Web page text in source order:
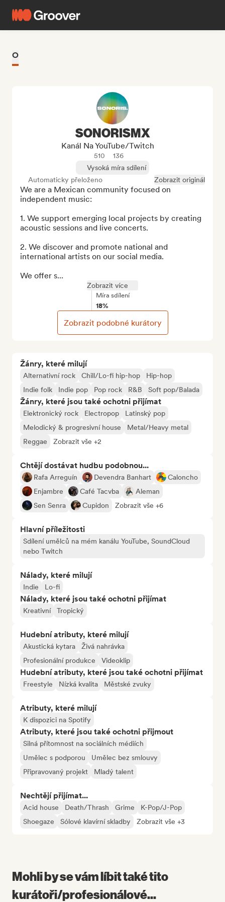
O
Žánry, které milují
Alternativní rock Chill/Lo-fi hip-hop
Hip-hop
Indie folk
Indie pop Pop rock R&B Soft pop/Balada
Žánry, které jsou také ochotni přijímat
Elektronický rock Electropop
Latinský pop
Melodický & progresivní house
Metal/Heavy metal
Reggae
Zobrazit vše +2
Chtějí dostávat hudbu podobnou...
Rafa Arreguín Devendra Banhart
Caloncho
Enjambre
Café Tacvba
Aleman
Sen Senra
Cupidon Zobrazit vše +6
Hlavní příležitosti
Sdílení umělců na mém kanálu YouTube, SoundCloud
nebo Twitch
Nálady, které milují
Indie Lo-fi
Nálady, které jsou také ochotni přijímat
Kreativní Tropický
Hudební atributy, které milují
Akustická kytara
Živá nahrávka
Profesionální produkce
Videoklip
Hudební atributy, které jsou také ochotni přijímat
Freestyle Nízká kvalita Městské zvuky
Atributy, které milují
K dispozici na Spotify
Atributy, které jsou také ochotni přijmout
Silná přítomnost na sociálních médiích
Umělec s podporou
Umělec bez smlouvy
Připravovaný projekt
Mladý talent
Nechtějí přijímat...
Acid house Death/Thrash Grime
K-Pop/J-Pop
Shoegaze
Sólové klavírní skladby Zobrazit vše +3
SONORISMX
Kanál Na YouTube/Twitch
510
136
Vysoká míra sdílení
Automaticky přeloženo
Zobrazit originál
We are a Mexican community focused on
independent music:
1. We support emerging local projects by creating
acoustic sessions and live concerts.
2. We discover and promote national and
international artists on our social media.
We offer s...
Zobrazit více
Míra sdílení
18%
Zobrazit podobné kurátory
Mohli by se vám líbit také tito
kurátoři/profesionálové...